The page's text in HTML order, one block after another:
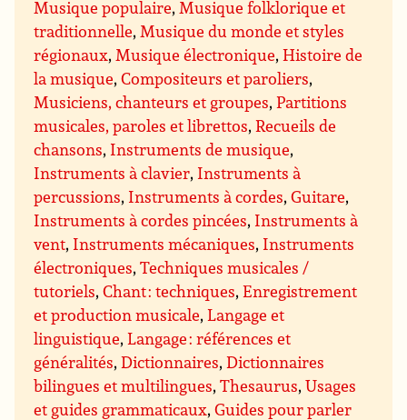
Musique populaire,Musique folklorique et
traditionnelle,Musique du monde et styles
régionaux,Musique électronique,Histoire de
la musique,Compositeurs et paroliers,
Musiciens, chanteurs et groupes,Partitions
musicales, paroles et librettos,Recueils de
chansons, Instruments de musique,
Instruments à clavier, Instruments à
percussions, Instruments à cordes,Guitare,
Instruments à cordes pincées, Instruments à
vent, Instruments mécaniques, Instruments
électroniques,Techniques musicales /
tutoriels,Chant : techniques,Enregistrement
et production musicale,Langage et
linguistique,Langage : références et
généralités,Dictionnaires,Dictionnaires
bilingues et multilingues,Thesaurus,Usages
et guides grammaticaux,Guides pour parler